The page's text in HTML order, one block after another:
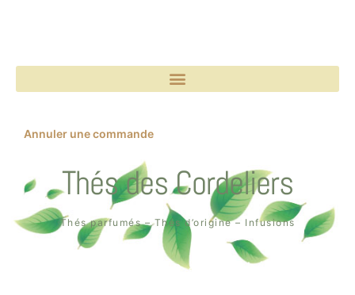
Annuler une commande
Thés des Cordeliers
Thés parfumés – Thés d’origine – Infusions
Boutique un air de thé